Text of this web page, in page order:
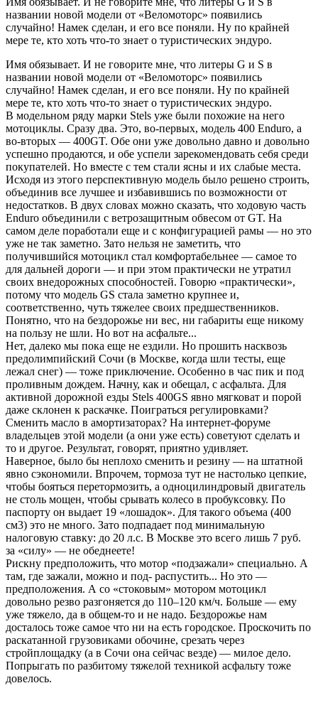
названии новой модели от «Веломоторс» появились
случайно! Намек сделан, и его все поняли. Ну по крайней
мере те, кто хоть что-то знает о туристических эндуро.
Имя обязывает. И не говорите мне, что литеры G и S в
названии новой модели от «Веломоторс» появились
случайно! Намек сделан, и его все поняли. Ну по крайней
мере те, кто хоть что-то знает о туристических эндуро.
В модельном ряду марки Stels уже были похожие на него
мотоциклы. Сразу два. Это, во-первых, модель 400 Enduro, а
во-вторых — 400GT. Обе они уже довольно давно и довольно
успешно продаются, и обе успели зарекомендовать себя среди
покупателей. Но вместе с тем стали ясны и их слабые места.
Исходя из этого перспективную модель было решено строить,
объединив все лучшее и избавившись по возможности от
недостатков. В двух словах можно сказать, что ходовую часть
Enduro объединили с ветрозащитным обвесом от GT. На
самом деле поработали еще и с конфигурацией рамы — но это
уже не так заметно. Зато нельзя не заметить, что
получившийся мотоцикл стал комфортабельнее — самое то
для дальней дороги — и при этом практически не утратил
своих внедорожных способностей. Говорю «практически»,
потому что модель GS стала заметно крупнее и,
соответственно, чуть тяжелее своих предшественников.
Понятно, что на бездорожье ни вес, ни габариты еще никому
на пользу не шли. Но вот на асфальте...
Нет, далеко мы пока еще не ездили. Но прошить насквозь
предолимпийский Сочи (в Москве, когда шли тесты, еще
лежал снег) — тоже приключение. Особенно в час пик и под
проливным дождем. Начну, как и обещал, с асфальта. Для
активной дорожной езды Stels 400GS явно мягковат и порой
даже склонен к раскачке. Поиграться регулировками?
Сменить масло в амортизаторах? На интернет-форуме
владельцев этой модели (а они уже есть) советуют сделать и
то и другое. Результат, говорят, приятно удивляет.
Наверное, было бы неплохо сменить и резину — на штатной
явно сэкономили. Впрочем, тормоза тут не настолько цепкие,
чтобы бояться перетормозить, а одноцилиндровый двигатель
не столь мощен, чтобы срывать колесо в пробуксовку. По
паспорту он выдает 19 «лошадок». Для такого объема (400
см3) это не много. Зато подпадает под минимальную
налоговую ставку: до 20 л.с. В Москве это всего лишь 7 руб.
за «силу» — не обеднеете!
Рискну предположить, что мотор «подзажали» специально. А
там, где зажали, можно и под- распустить... Но это —
предположения. А со «стоковым» мотором мотоцикл
довольно резво разгоняется до 110–120 км/ч. Больше — ему
уже тяжело, да в общем-то и не надо. Бездорожье нам
досталось тоже самое что ни на есть городское. Проскочить по
раскатанной грузовиками обочине, срезать через
стройплощадку (а в Сочи она сейчас везде) — милое дело.
Попрыгать по разбитому тяжелой техникой асфальту тоже
довелось.